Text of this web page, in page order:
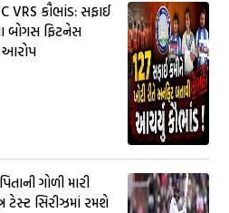
VRS કૌભાંડ: સફાઈ
બોગસ ફિટનેસ
આરોપ
ગોળી મારી
ટેસ્ટ સિરીઝમાં રમશે